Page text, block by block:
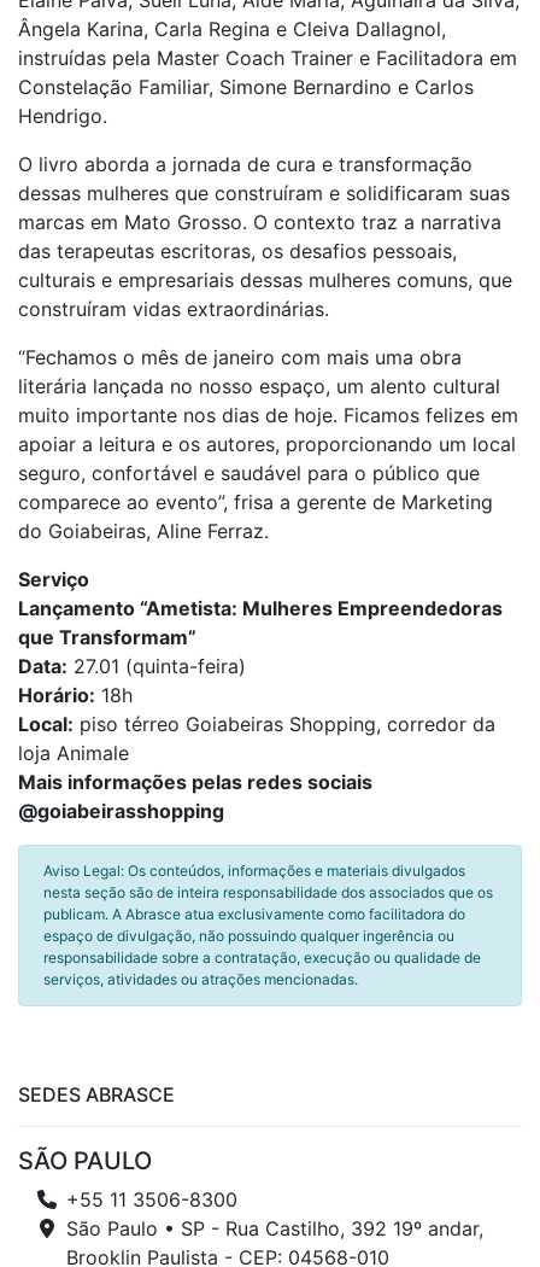
Ângela Karina, Carla Regina e Cleiva Dallagnol,
instruídas pela Master Coach Trainer e Facilitadora em
Constelação Familiar, Simone Bernardino e Carlos
Hendrigo.
O livro aborda a jornada de cura e transformação
dessas mulheres que construíram e solidificaram suas
marcas em Mato Grosso. O contexto traz a narrativa
das terapeutas escritoras, os desafios pessoais,
culturais e empresariais dessas mulheres comuns, que
construíram vidas extraordinárias.
“Fechamos o mês de janeiro com mais uma obra
literária lançada no nosso espaço, um alento cultural
muito importante nos dias de hoje. Ficamos felizes em
apoiar a leitura e os autores, proporcionando um local
seguro, confortável e saudável para o público que
comparece ao evento”, frisa a gerente de Marketing
do Goiabeiras, Aline Ferraz.
Serviço
Lançamento “Ametista: Mulheres Empreendedoras
que Transformam”
Data: 27.01 (quinta-feira)
Horário: 18h
Local: piso térreo Goiabeiras Shopping, corredor da
loja Animale
Mais informações pelas redes sociais
@goiabeirasshopping
Aviso Legal: Os conteúdos, informações e materiais divulgados
nesta seção são de inteira responsabilidade dos associados que os
publicam. A Abrasce atua exclusivamente como facilitadora do
espaço de divulgação, não possuindo qualquer ingerência ou
responsabilidade sobre a contratação, execução ou qualidade de
serviços, atividades ou atrações mencionadas.
SEDES ABRASCE
SÃO PAULO
+55 11 3506-8300
São Paulo • SP - Rua Castilho, 392 19º andar,
Brooklin Paulista - CEP: 04568-010